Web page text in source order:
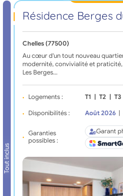
Tout inclus
Résidence Berges
Chelles (77500)
Au cœur d'un tout nouveau
modernité, convivialité et
Les Berges…
Logements : T1 T2 T3
Disponibilités : Août 2026
Garanties
possibles :
Garant